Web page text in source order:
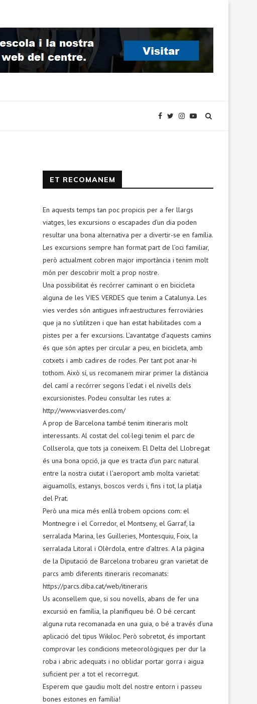
ET RECOMANEM
En aquests temps tan poc propicis per a fer llargs
viatges, les excursions o escapades d’un dia poden
resultar una bona alternativa per a divertir-se en família.
Les excursions sempre han format part de l’oci familiar,
però actualment cobren major importància i tenim molt
món per descobrir molt a prop nostre.
Una possibilitat és recórrer caminant o en bicicleta
alguna de les VIES VERDES que tenim a Catalunya. Les
vies verdes són antigues infraestructures ferroviàries
que ja no s’utilitzen i que han estat habilitades com a
pistes per a fer excursions. L’avantatge d’aquests camins
és que són aptes per circular a peu, en bicicleta, amb
cotxets i amb cadires de rodes. Per tant pot anar-hi
tothom. Això sí, us recomanem mirar primer la distància
del camí a recórrer segons l’edat i el nivells dels
excursionistes. Podeu consultar les rutes a:
http://www.viasverdes.com/
A prop de Barcelona també tenim itineraris molt
interessants. Al costat del col·legi tenim el parc de
Collserola, que tots ja coneixem. El Delta del Llobregat
és una bona opció, ja que es tracta d’un parc natural
entre la nostra ciutat i l’aeroport amb molta varietat:
aiguamolls, estanys, boscos verds i, fins i tot, la platja
del Prat.
Però una mica més enllà trobem opcions com: el
Montnegre i el Corredor, el Montseny, el Garraf, la
serralada Marina, les Guilleries, Montesquiu, Foix, la
serralada Litoral i Olèrdola, entre d’altres. A la pàgina
de la Diputació de Barcelona trobareu gran varietat de
parcs amb diferents itineraris recomanats:
https://parcs.diba.cat/web/itineraris
Us aconsellem que, si sou novells, abans de fer una
excursió en família, la planifiqueu bé. O bé cercant
alguna ruta recomanada en una guia, o bé a través d’una
aplicació del tipus Wikiloc. Però sobretot, és important
comprovar les condicions meteorològiques per dur la
roba i abric adequats i no oblidar portar gorra i aigua
suficient per a tot el recorregut.
Esperem que gaudiu molt del nostre entorn i passeu
bones estones en família!